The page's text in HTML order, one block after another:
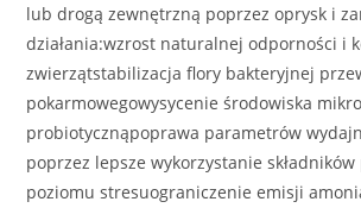
lub drogą zewnętrzną poprzez oprysk i
działania:wzrost naturalnej odporności i
zwierzątstabilizacja flory bakteryjnej
pokarmowegowysycenie środowiska
probiotycznąpoprawa parametrów
poprzez lepsze wykorzystanie
poziomu stresuograniczenie emisji